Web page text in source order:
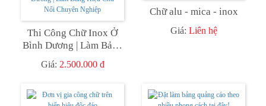
Thi Công Chữ Inox Ở
Bình Dương | Làm Bảng
Hiệu Chữ Nổi Chuyên
Nghiệp
Giá: 2.500.000 đ
Chữ alu - mica - inox
Giá: Liên hệ